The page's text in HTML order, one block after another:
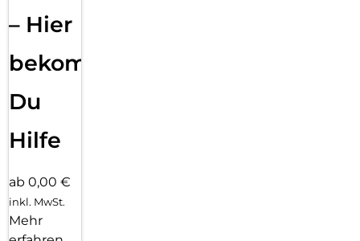
– Hier
bekommst
Du
Hilfe
ab 0,00 €
inkl. MwSt.
Mehr